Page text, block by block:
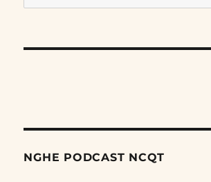
for:
NGHE PODCAST NCQT